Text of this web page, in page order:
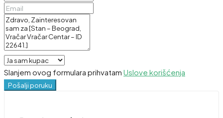
Slanjem ovog formulara prihvatam Uslove korišćenja
Pošalji poruku